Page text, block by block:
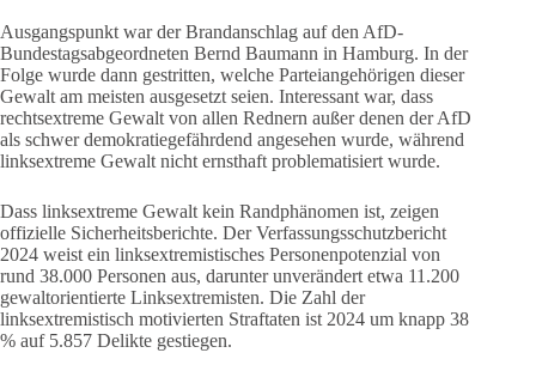
Ausgangspunkt war der Brandanschlag auf den AfD-
Bundestagsabgeordneten Bernd Baumann in Hamburg. In der
Folge wurde dann gestritten, welche Parteiangehörigen dieser
Gewalt am meisten ausgesetzt seien. Interessant war, dass
rechtsextreme Gewalt von allen Rednern außer denen der AfD
als schwer demokratiegefährdend angesehen wurde, während
linksextreme Gewalt nicht ernsthaft problematisiert wurde.
Dass linksextreme Gewalt kein Randphänomen ist, zeigen
offizielle Sicherheitsberichte. Der Verfassungsschutzbericht
2024 weist ein linksextremistisches Personenpotenzial von
rund 38.000 Personen aus, darunter unverändert etwa 11.200
gewaltorientierte Linksextremisten. Die Zahl der
linksextremistisch motivierten Straftaten ist 2024 um knapp 38
% auf 5.857 Delikte gestiegen.